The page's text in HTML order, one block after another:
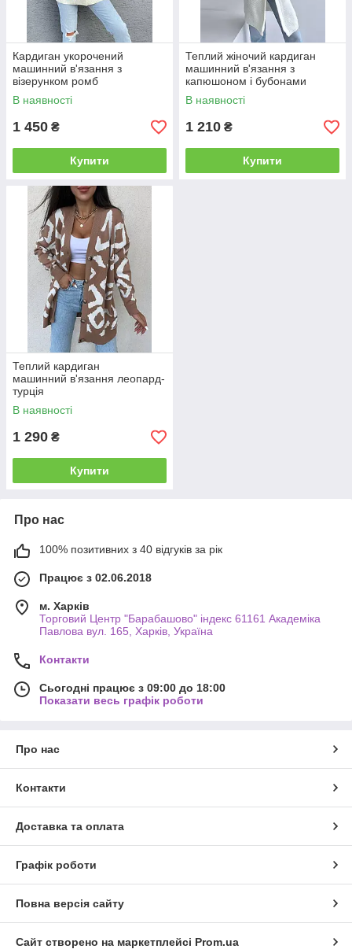
Кардиган укорочений
машинний в'язання з
візерунком ромб
В наявності
1 450 ₴
Купити
Теплий жіночий кардиган
машинний в'язання з
капюшоном і бубонами
В наявності
1 210 ₴
Купити
Теплий кардиган
машинний в'язання леопард-
турція
В наявності
1 290 ₴
Купити
Про нас
100% позитивних з 40 відгуків за рік
Працює з 02.06.2018
м. Харків
Торговий Центр "Барабашово" індекс 61161 Академіка
Павлова вул. 165, Харків, Україна
Контакти
Сьогодні працює з 09:00 до 18:00
Показати весь графік роботи
Про нас
Контакти
Доставка та оплата
Графік роботи
Повна версія сайту
Сайт створено на маркетплейсі Prom.ua